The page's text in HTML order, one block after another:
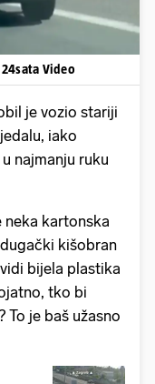
24sata Video
je vozio stariji
iako
najmanju ruku
neka kartonska
kišobran
bijela plastika
tko bi
To je baš užasno